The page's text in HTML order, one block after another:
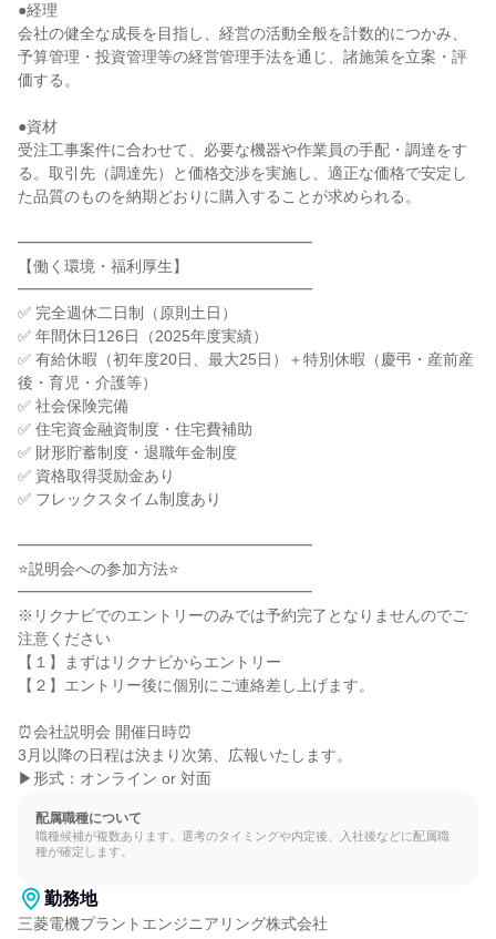
●経理
会社の健全な成長を目指し、経営の活動全般を計数的につかみ、
予算管理・投資管理等の経営管理手法を通じ、諸施策を立案・評
価する。
●資材
受注工事案件に合わせて、必要な機器や作業員の手配・調達をす
る。取引先（調達先）と価格交渉を実施し、適正な価格で安定し
た品質のものを納期どおりに購入することが求められる。
━━━━━━━━━━━━━━━━━━━
【働く環境・福利厚生】
━━━━━━━━━━━━━━━━━━━
✅ 完全週休二日制（原則土日）
✅ 年間休日126日（2025年度実績）
✅ 有給休暇（初年度20日、最大25日）＋特別休暇（慶弔・産前産
後・育児・介護等）
✅ 社会保険完備
✅ 住宅資金融資制度・住宅費補助
✅ 財形貯蓄制度・退職年金制度
✅ 資格取得奨励金あり
✅ フレックスタイム制度あり
━━━━━━━━━━━━━━━━━━━
⭐説明会への参加方法⭐
━━━━━━━━━━━━━━━━━━━
※リクナビでのエントリーのみでは予約完了となりませんのでご
注意ください
【１】まずはリクナビからエントリー
【２】エントリー後に個別にご連絡差し上げます。
⏰会社説明会 開催日時⏰
3月以降の日程は決まり次第、広報いたします。
▶形式：オンライン or 対面
配属職種について
職種候補が複数あります。選考のタイミングや内定後、入社後などに配属職
種が確定します。
勤務地
三菱電機プラントエンジニアリング株式会社